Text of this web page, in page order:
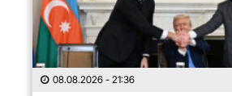
08.08.2026 - 21:36